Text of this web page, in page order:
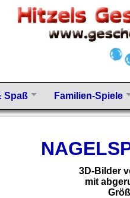
Spaß Familien-Spiele
3D-Bilder
mit